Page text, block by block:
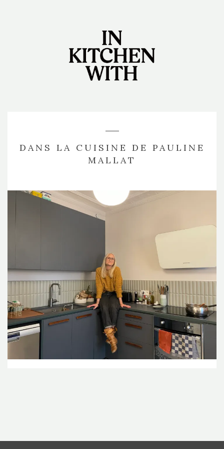
DANS LA CUISINE DE PAULINE
MALLAT